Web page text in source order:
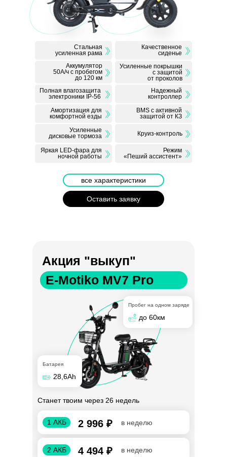
Стальная
усиленная рама
Аккумулятор
50А/ч с пробегом
до 120 км
Усиленные покрышки
с защитой
от проколов
Полная влагозащита
электроники IP-56
Амортизация для
комфортной езды
Усиленные
дисковые тормоза
Яркая LED-фара для
ночной работы
Качественное
сиденье
Надежный
контроллер
Круиз-контроль
BMS с активной
защитой от КЗ
Режим
«Пеший ассистент»
Оставить заявку
все характеристики
и монотонных маршрутах.
хорошо
амортизирующее седло
снижает нагрузку на
спину и обеспечивает
комфорт при длительной
езде.
Акция "выкуп"
E-Motiko MV7 Pro
Станет твоим через 26 недель
1 АКБ 2 996 ₽ в неделю
Пробег на одном заряде
до 60км
Батарея
28,6Ah
2 АКБ 4 494 ₽ в неделю